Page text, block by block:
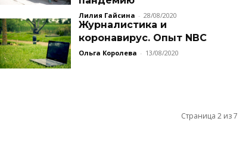
Лилия Гайсина - 28/08/2020
Журналистика и
коронавирус. Опыт NBC
Ольга Королева - 13/08/2020
Страница 2 из 7